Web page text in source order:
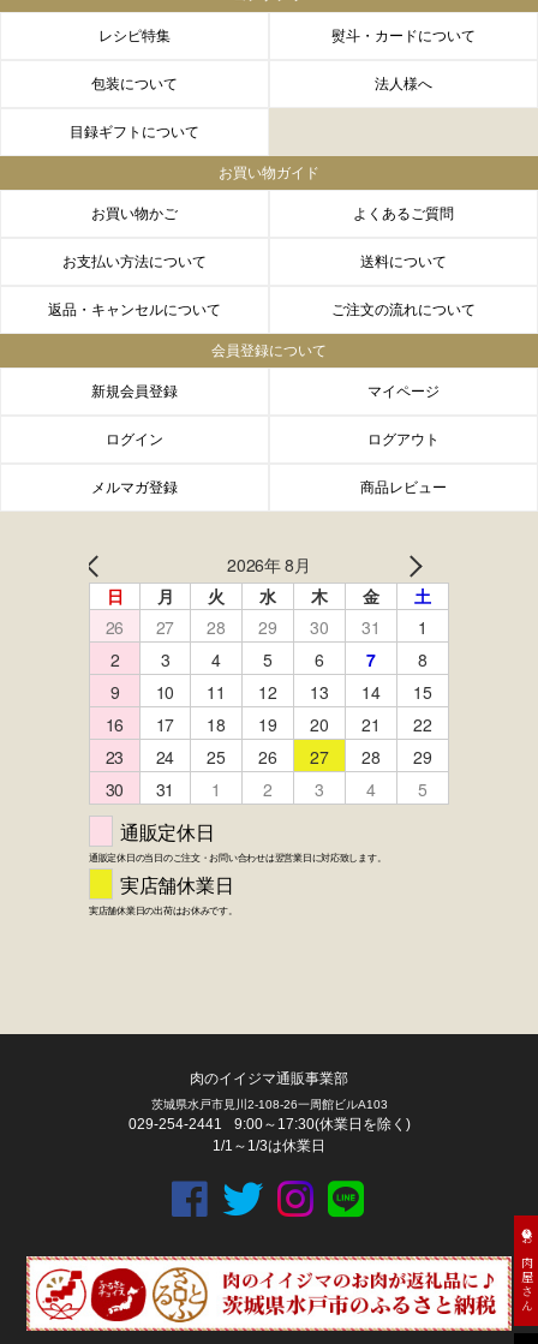
FACEBOOK twitter instagram LINE
お肉屋さん
レシピ特集 熨斗・カードについて
包装について 法人様へ
目録ギフトについて
お買い物ガイド
お買い物かご よくあるご質問
お支払い方法について 送料について
返品・キャンセルについて ご注文の流れについて
会員登録について
新規会員登録 マイページ
ログイン ログアウト
メルマガ登録 商品レビュー
肉のイイジマ通販事業部
茨城県水戸市見川2-108-26一周館ビルA103
029-254-2441
9:00～17:30(休業日を除く)
1/1～1/3は休業日